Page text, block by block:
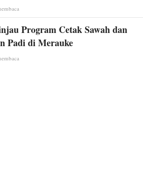
Program Cetak Sawah dan
Padi di Merauke